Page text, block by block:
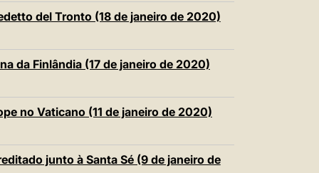
del Tronto (18 de janeiro de 2020)
da Finlândia (17 de janeiro de 2020)
no Vaticano (11 de janeiro de 2020)
junto à Santa Sé (9 de janeiro de